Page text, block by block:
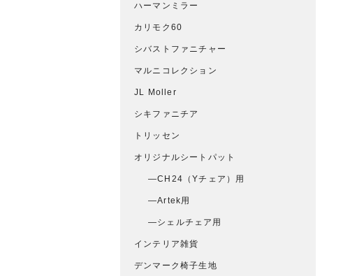
ハーマンミラー
カリモク60
シバストファニチャー
マルニコレクション
JL Moller
シキファニチア
トリッセン
オリジナルシートパット
CH24（Yチェア）用
Artek用
シェルチェア用
インテリア雑貨
デンマーク椅子生地